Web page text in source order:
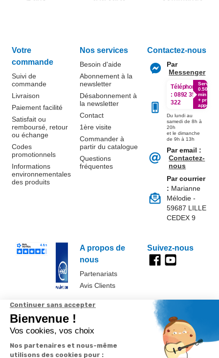
Votre
commande
Suivi de
commande
Livraison
Paiement facilité
Satisfait ou
remboursé, retour
ou échange
Codes
promotionnels
Informations
environnementales
des produits
Nos services
Besoin d'aide
Abonnement à la
newsletter
Désabonnement à
la newsletter
Contact
1ère visite
Commander à
partir du catalogue
Questions
fréquentes
A propos de
nous
Partenariats
Avis Clients
Contactez-nous
Par
Messenger
Téléphone
: 0892 350
322
Service
0.50€ /
min
+ prix
appel
Du lundi au
samedi de 8h à
20h
et le dimanche
de 9h à 13h
Par email :
Contactez-
nous
Par courrier
: Marianne
Mélodie -
59687 LILLE
CEDEX 9
Suivez-nous
Données
personnelles et
cookies
Paramétrer
les cookies
Conditions
générales de